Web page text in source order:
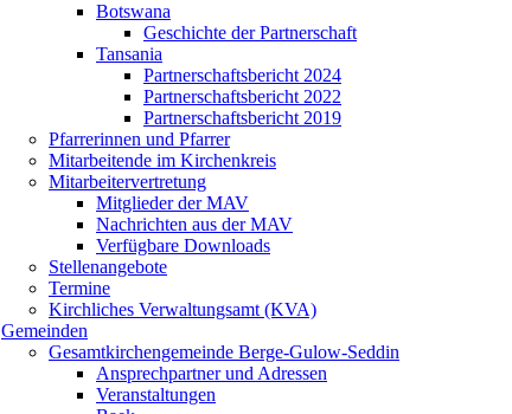
Botswana
Geschichte der Partnerschaft
Tansania
Partnerschaftsbericht 2024
Partnerschaftsbericht 2022
Partnerschaftsbericht 2019
Pfarrerinnen und Pfarrer
Mitarbeitende im Kirchenkreis
Mitarbeitervertretung
Mitglieder der MAV
Nachrichten aus der MAV
Verfügbare Downloads
Stellenangebote
Termine
Kirchliches Verwaltungsamt (KVA)
Gemeinden
Gesamtkirchengemeinde Berge-Gulow-Seddin
Ansprechpartner und Adressen
Veranstaltungen